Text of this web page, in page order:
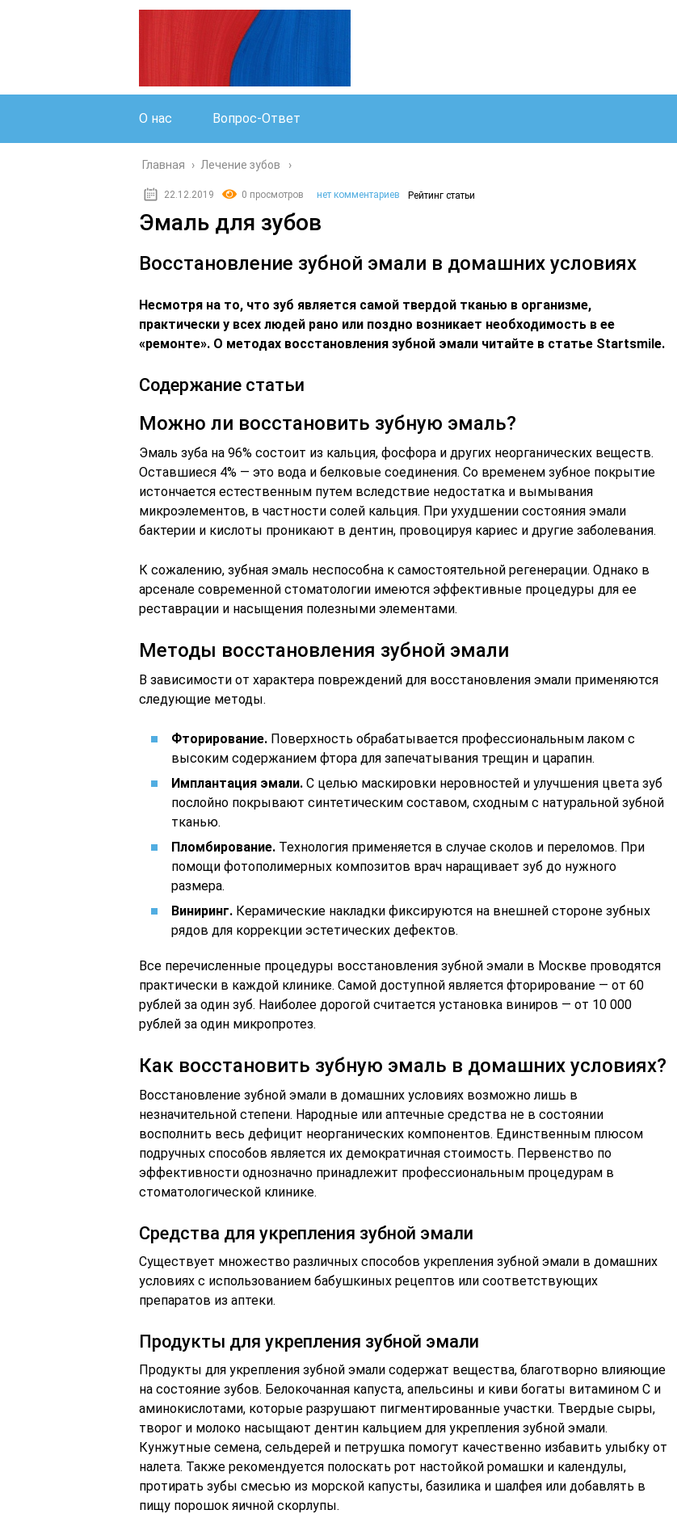
О нас Вопрос-Ответ
Главная › Лечение зубов
22.12.2019 0 просмотров нет комментариев Рейтинг статьи
Эмаль для зубов
Восстановление зубной эмали в домашних условиях
Несмотря на то, что зуб является самой твердой тканью в организме,
практически у всех людей рано или поздно возникает необходимость в ее
«ремонте». О методах восстановления зубной эмали читайте в статье Startsmile.
Содержание статьи
Можно ли восстановить зубную эмаль?
Эмаль зуба на 96% состоит из кальция, фосфора и других неорганических веществ.
Оставшиеся 4% — это вода и белковые соединения. Со временем зубное покрытие
истончается естественным путем вследствие недостатка и вымывания
микроэлементов, в частности солей кальция. При ухудшении состояния эмали
бактерии и кислоты проникают в дентин, провоцируя кариес и другие заболевания.
К сожалению, зубная эмаль неспособна к самостоятельной регенерации. Однако в
арсенале современной стоматологии имеются эффективные процедуры для ее
реставрации и насыщения полезными элементами.
Методы восстановления зубной эмали
В зависимости от характера повреждений для восстановления эмали применяются
следующие методы.
Фторирование. Поверхность обрабатывается профессиональным лаком с
высоким содержанием фтора для запечатывания трещин и царапин.
Имплантация эмали. С целью маскировки неровностей и улучшения цвета зуб
послойно покрывают синтетическим составом, сходным с натуральной зубной
тканью.
Пломбирование. Технология применяется в случае сколов и переломов. При
помощи фотополимерных композитов врач наращивает зуб до нужного
размера.
Виниринг. Керамические накладки фиксируются на внешней стороне зубных
рядов для коррекции эстетических дефектов.
Все перечисленные процедуры восстановления зубной эмали в Москве проводятся
практически в каждой клинике. Самой доступной является фторирование — от 60
рублей за один зуб. Наиболее дорогой считается установка виниров — от 10 000
рублей за один микропротез.
Как восстановить зубную эмаль в домашних условиях?
Восстановление зубной эмали в домашних условиях возможно лишь в
незначительной степени. Народные или аптечные средства не в состоянии
восполнить весь дефицит неорганических компонентов. Единственным плюсом
подручных способов является их демократичная стоимость. Первенство по
эффективности однозначно принадлежит профессиональным процедурам в
стоматологической клинике.
Средства для укрепления зубной эмали
Существует множество различных способов укрепления зубной эмали в домашних
условиях с использованием бабушкиных рецептов или соответствующих
препаратов из аптеки.
Продукты для укрепления зубной эмали
Продукты для укрепления зубной эмали содержат вещества, благотворно влияющие
на состояние зубов. Белокочанная капуста, апельсины и киви богаты витамином С и
аминокислотами, которые разрушают пигментированные участки. Твердые сыры,
творог и молоко насыщают дентин кальцием для укрепления зубной эмали.
Кунжутные семена, сельдерей и петрушка помогут качественно избавить улыбку от
налета. Также рекомендуется полоскать рот настойкой ромашки и календулы,
протирать зубы смесью из морской капусты, базилика и шалфея или добавлять в
пищу порошок яичной скорлупы.